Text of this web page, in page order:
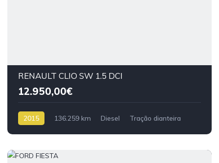
RENAULT CLIO SW 1.5 DCI
12.950,00€
2015 136.259 km Diesel Tração dianteira